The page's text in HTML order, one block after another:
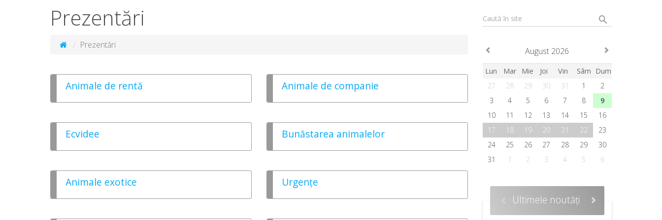
Prezentări
Prezentări
Animale de rentă Animale de companie
Ecvidee Bunăstarea animalelor
Animale exotice Urgențe
Caută în site
August 2026
Lun Mar Mie Joi Vin Sâm Dum
27
28 29 30 31 1
2
3
4 5 6 7 8
9
10
11 12 13 14 15
16
17
18 19 20 21 22
23
24
25 26 27 28 29
30
31
1 2 3 4 5 6
Ultimele noutăți